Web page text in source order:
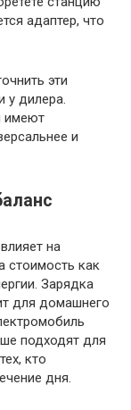
адаптер, что
эти
у дилера.
имеют
и
на
стоимость как
Зарядка
для домашнего
подходят для
кто
дня.